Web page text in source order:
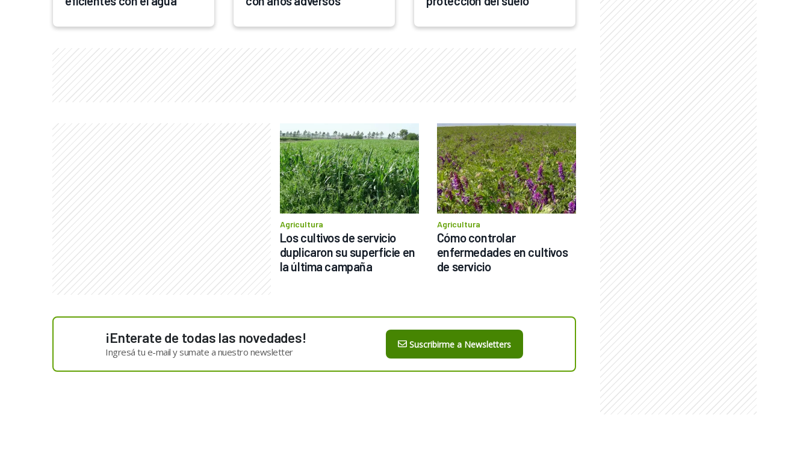
Agricultura
Los cultivos de servicio
duplicaron su superficie en
la última campaña
Agricultura
Cómo controlar
enfermedades en cultivos
de servicio
¡Enterate de todas las novedades!
Ingresá tu e-mail y sumate a nuestro newsletter
Suscribirme a Newsletters